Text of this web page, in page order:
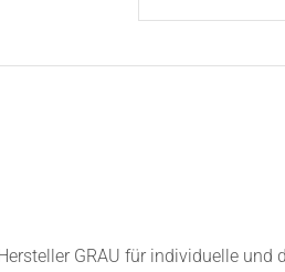
GRAU für individuelle